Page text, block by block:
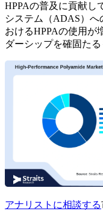
HPPAの普及に貢献し
システム（ADAS）へ
おけるHPPAの使用が
ダーシップを確固たる
アナリストに相談する